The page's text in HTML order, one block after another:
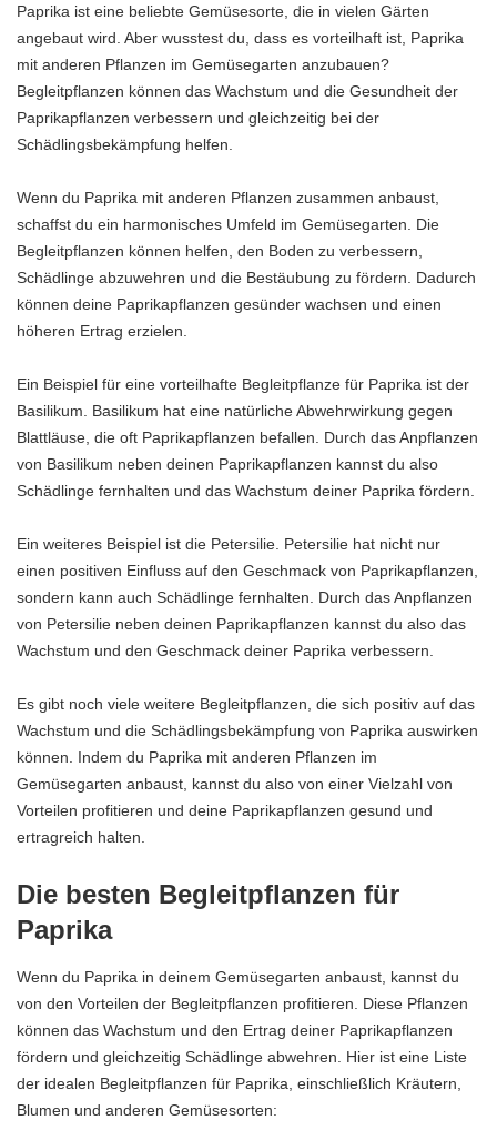
Paprika ist eine beliebte Gemüsesorte, die in vielen Gärten
angebaut wird. Aber wusstest du, dass es vorteilhaft ist, Paprika
mit anderen Pflanzen im Gemüsegarten anzubauen?
Begleitpflanzen können das Wachstum und die Gesundheit der
Paprikapflanzen verbessern und gleichzeitig bei der
Schädlingsbekämpfung helfen.
Wenn du Paprika mit anderen Pflanzen zusammen anbaust,
schaffst du ein harmonisches Umfeld im Gemüsegarten. Die
Begleitpflanzen können helfen, den Boden zu verbessern,
Schädlinge abzuwehren und die Bestäubung zu fördern. Dadurch
können deine Paprikapflanzen gesünder wachsen und einen
höheren Ertrag erzielen.
Ein Beispiel für eine vorteilhafte Begleitpflanze für Paprika ist der
Basilikum. Basilikum hat eine natürliche Abwehrwirkung gegen
Blattläuse, die oft Paprikapflanzen befallen. Durch das Anpflanzen
von Basilikum neben deinen Paprikapflanzen kannst du also
Schädlinge fernhalten und das Wachstum deiner Paprika fördern.
Ein weiteres Beispiel ist die Petersilie. Petersilie hat nicht nur
einen positiven Einfluss auf den Geschmack von Paprikapflanzen,
sondern kann auch Schädlinge fernhalten. Durch das Anpflanzen
von Petersilie neben deinen Paprikapflanzen kannst du also das
Wachstum und den Geschmack deiner Paprika verbessern.
Es gibt noch viele weitere Begleitpflanzen, die sich positiv auf das
Wachstum und die Schädlingsbekämpfung von Paprika auswirken
können. Indem du Paprika mit anderen Pflanzen im
Gemüsegarten anbaust, kannst du also von einer Vielzahl von
Vorteilen profitieren und deine Paprikapflanzen gesund und
ertragreich halten.
Die besten Begleitpflanzen für
Paprika
Wenn du Paprika in deinem Gemüsegarten anbaust, kannst du
von den Vorteilen der Begleitpflanzen profitieren. Diese Pflanzen
können das Wachstum und den Ertrag deiner Paprikapflanzen
fördern und gleichzeitig Schädlinge abwehren. Hier ist eine Liste
der idealen Begleitpflanzen für Paprika, einschließlich Kräutern,
Blumen und anderen Gemüsesorten: